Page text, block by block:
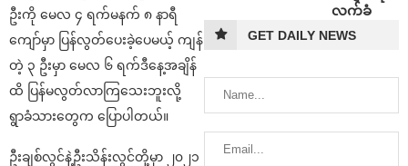
ဦးကို မေလ ၄ ရက်မနက် ၈ နာရီ
ကျော်မှာ ပြန်လွတ်ပေးခဲ့ပေမယ့် ကျန်
တဲ့ ၃ ဦးမှာ မေလ ၆ ရက်ဒီနေ့အချိန်
ထိ ပြန်မလွတ်လာကြသေးဘူးလို့
ရွာခံသားတွေက ပြောပါတယ်။
ဦးချစ်လွင်နဲ့ဦးသိန်းလွင်တို့မှာ ၂၀၂၁
လက်ခံ
GET DAILY NEWS